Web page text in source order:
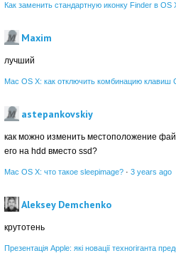
Как заменить стандартную иконку Finder в OS
Maxim
лучший
Mac OS X: как отключить комбинацию клавиш
astepankovskiy
как можно изменить местоположение
его на hdd вместо ssd?
Mac OS X: что такое sleepimage? · 3 years ago
Aleksey Demchenko
крутотень
Презентація Apple: які новації техногіганта